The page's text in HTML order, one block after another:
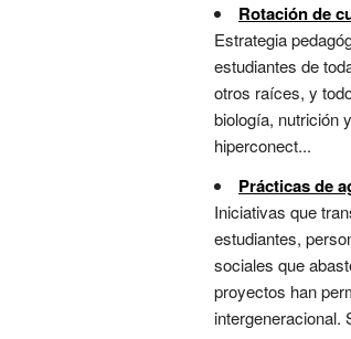
Rotación de
Estrategia
estudiantes de
otros raíces, y
biología, nutrición
hiperconect...
Prácticas de
Iniciativas que
estudiantes,
sociales que
proyectos han
intergeneracional.